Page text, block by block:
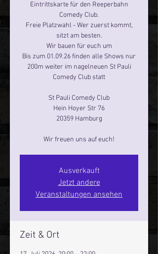
Eintrittskarte für den Reeperbahn
Comedy Club.
Freie Platzwahl - Wer zuerst kommt,
sitzt am besten.
Wir bauen für euch um
Bis zum 01.09.26 finden alle Shows nur
200m weiter im nagelneuen St Pauli
Comedy Club statt
St Pauli Comedy Club
Hein Hoyer Str 76
20359 Hamburg
Wir freuen uns auf euch!
Ausverkauft
Jetzt andere
Veranstaltungen ansehen
Zeit & Ort